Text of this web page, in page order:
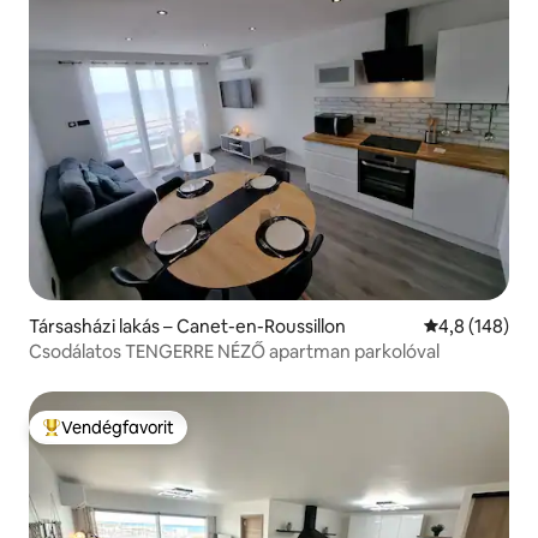
Társasházi lakás – Canet-en-Roussillon Átlagos
4,8 (148)
Csodálatos TENGERRE NÉZŐ apartman parkolóval
Kiemelt vendégfavorit
Vendégfavorit